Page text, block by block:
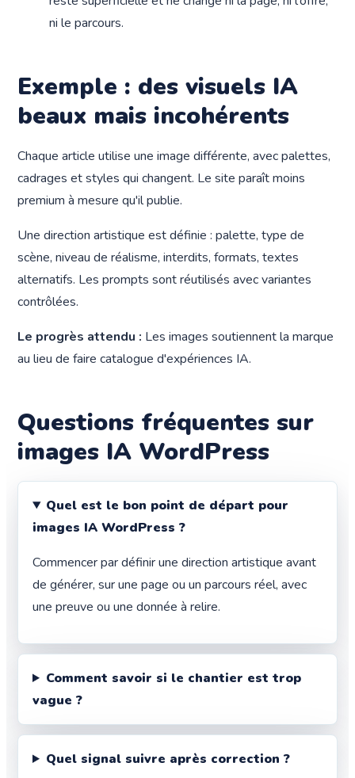
ni le parcours.
Exemple : des visuels IA
beaux mais incohérents
Chaque article utilise une image différente, avec palettes,
cadrages et styles qui changent. Le site paraît moins
premium à mesure qu'il publie.
Une direction artistique est définie : palette, type de
scène, niveau de réalisme, interdits, formats, textes
alternatifs. Les prompts sont réutilisés avec variantes
contrôlées.
Le progrès attendu : Les images soutiennent la marque
au lieu de faire catalogue d'expériences IA.
Questions fréquentes sur
images IA WordPress
Quel est le bon point de départ pour
images IA WordPress ?
Commencer par définir une direction artistique avant
de générer, sur une page ou un parcours réel, avec
une preuve ou une donnée à relire.
Comment savoir si le chantier est trop
vague ?
Quel signal suivre après correction ?